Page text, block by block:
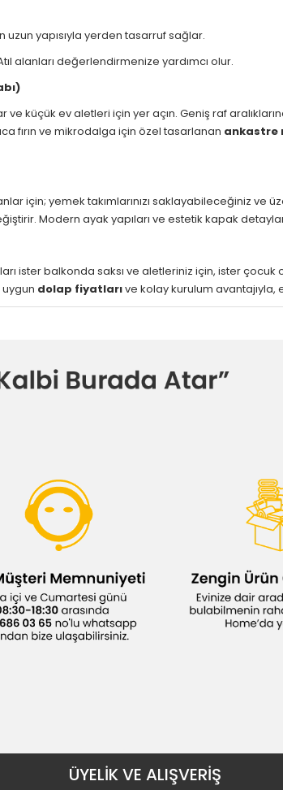
uzun yapısıyla yerden tasarruf sağlar.
alanları değerlendirmenize yardımcı olur.
ve küçük ev aletleri için yer açın. Geniş raf
fırın ve mikrodalga için özel tasarlanan ankastre
için; yemek takımlarınızı saklayabileceğiniz ve
Modern ayak yapıları ve estetik kapak
ister balkonda saksı ve aletleriniz için, ister
dolap fiyatlarıve kolay kurulum
ÜYELİK VE ALIŞVERİŞ